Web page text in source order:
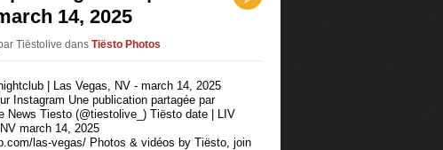
14, 2025
Tiëstolive dans Tiësto Photos
Instagram Une publication partagée par
News Tiesto (@tiestolive_) Tiësto date | LIV
march 14, 2025
las-vegas/ Photos & vidéos by Tiësto, join